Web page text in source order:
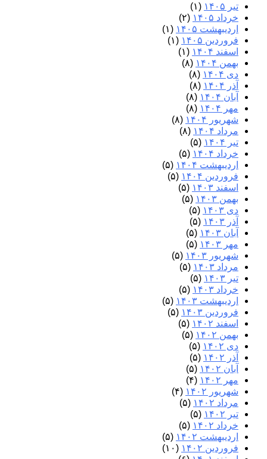
تیر ۱۴۰۵
(۱)
خرداد ۱۴۰۵
(۲)
اردیبهشت ۱۴۰۵
(۱)
فروردین ۱۴۰۵
(۱)
اسفند ۱۴۰۴
(۱)
بهمن ۱۴۰۴
(۸)
دی ۱۴۰۴
(۸)
آذر ۱۴۰۴
(۸)
آبان ۱۴۰۴
(۸)
مهر ۱۴۰۴
(۸)
شهریور ۱۴۰۴
(۸)
مرداد ۱۴۰۴
(۸)
تیر ۱۴۰۴
(۵)
خرداد ۱۴۰۴
(۵)
اردیبهشت ۱۴۰۴
(۵)
فروردین ۱۴۰۴
(۵)
اسفند ۱۴۰۳
(۵)
بهمن ۱۴۰۳
(۵)
دی ۱۴۰۳
(۵)
آذر ۱۴۰۳
(۵)
آبان ۱۴۰۳
(۵)
مهر ۱۴۰۳
(۵)
شهریور ۱۴۰۳
(۵)
مرداد ۱۴۰۳
(۵)
تیر ۱۴۰۳
(۵)
خرداد ۱۴۰۳
(۵)
اردیبهشت ۱۴۰۳
(۵)
فروردین ۱۴۰۳
(۵)
اسفند ۱۴۰۲
(۵)
بهمن ۱۴۰۲
(۵)
دی ۱۴۰۲
(۵)
آذر ۱۴۰۲
(۵)
آبان ۱۴۰۲
(۵)
مهر ۱۴۰۲
(۴)
شهریور ۱۴۰۲
(۴)
مرداد ۱۴۰۲
(۵)
تیر ۱۴۰۲
(۵)
خرداد ۱۴۰۲
(۵)
اردیبهشت ۱۴۰۲
(۵)
فروردین ۱۴۰۲
(۱۰)